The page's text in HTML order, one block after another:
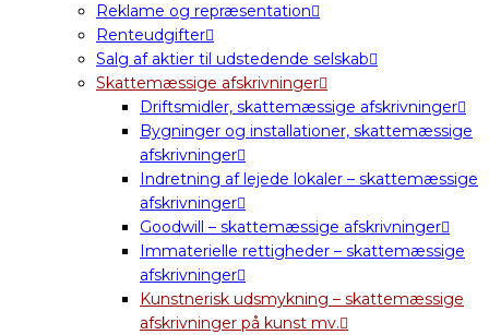
Reklame og repræsentation
Renteudgifter
Salg af aktier til udstedende selskab
Skattemæssige afskrivninger
Driftsmidler, skattemæssige afskrivninger
Bygninger og installationer, skattemæssige
afskrivninger
Indretning af lejede lokaler – skattemæssige
afskrivninger
Goodwill – skattemæssige afskrivninger
Immaterielle rettigheder – skattemæssige
afskrivninger
Kunstnerisk udsmykning – skattemæssige
afskrivninger på kunst mv.